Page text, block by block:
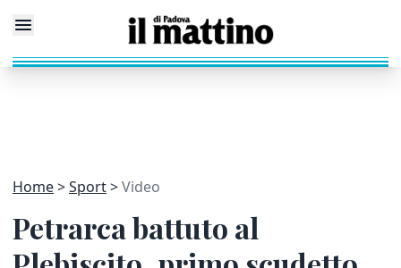
Home Sport Video
Petrarca battuto al